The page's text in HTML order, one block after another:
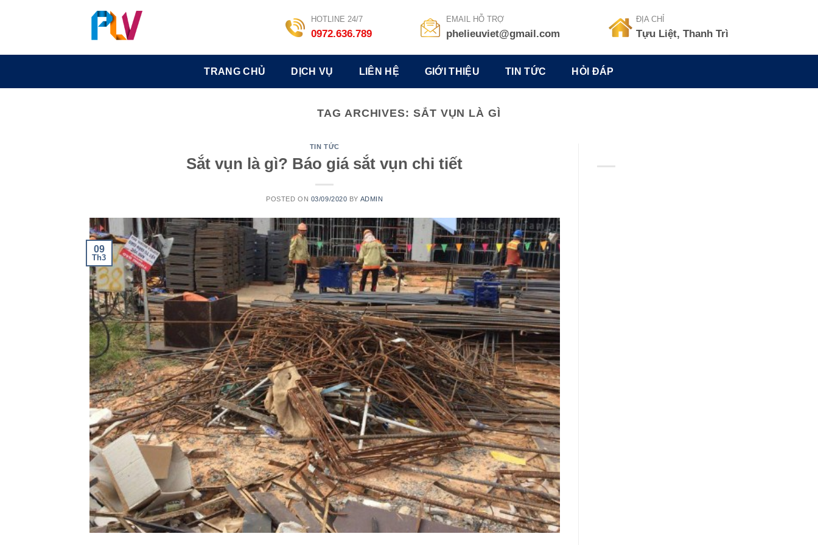
HOTLINE 24/7
0972.636.789
EMAIL HỖ TRỢ
phelieuviet@gmail.com
ĐỊA CHỈ
Tựu Liệt, Thanh Trì
TRANG CHỦ DỊCH VỤ LIÊN HỆ GIỚI THIỆU TIN TỨC HỎI ĐÁP
TAG ARCHIVES: SẮT VỤN LÀ GÌ
TIN TỨC
Sắt vụn là gì? Báo giá sắt vụn chi tiết
POSTED ON 03/09/2020 BY ADMIN
09
Th3